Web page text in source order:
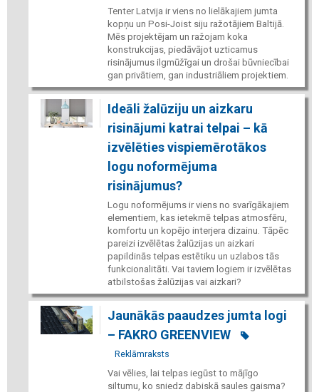
Tenter Latvija ir viens no lielākajiem jumta
kopņu un Posi-Joist siju ražotājiem Baltijā.
Mēs projektējam un ražojam koka
konstrukcijas, piedāvājot uzticamus
risinājumus ilgmūžīgai un drošai būvniecībai
gan privātiem, gan industriāliem projektiem.
Ideāli žalūziju un aizkaru
risinājumi katrai telpai – kā
izvēlēties vispiemērotākos
logu noformējuma
risinājumus?
Logu noformējums ir viens no svarīgākajiem
elementiem, kas ietekmē telpas atmosfēru,
komfortu un kopējo interjera dizainu. Tāpēc
pareizi izvēlētas žalūzijas un aizkari
papildinās telpas estētiku un uzlabos tās
funkcionalitāti. Vai taviem logiem ir izvēlētas
atbilstošas žalūzijas vai aizkari?
Jaunākās paaudzes jumta logi
– FAKRO GREENVIEW
Reklāmraksts
Vai vēlies, lai telpas iegūst to mājīgo
siltumu, ko sniedz dabiskā saules gaisma?